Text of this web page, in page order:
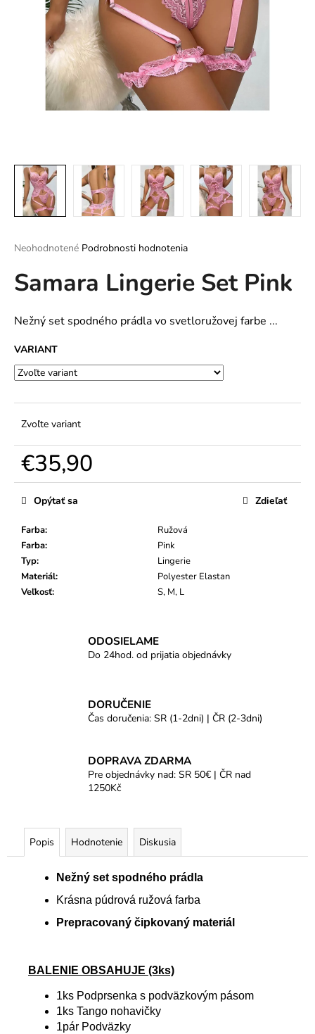
Priemerné
produktu
je
z
5
Neohodnotené Podrobnosti hodnotenia
Samara Lingerie Set Pink
Nežný set spodného prádla vo svetloružovej farbe ...
VARIANT
Zvoľte variant
€35,90
Jednotková
cena:
Farba:
Ružová
Farba:
Pink
Typ:
Lingerie
Materiál:
Polyester Elastan
Veľkosť: S, M, L
Opýtať sa Zdieľať
ODOSIELAME
Do 24hod. od prijatia objednávky
DORUČENIE
Čas doručenia: SR (1-2dni) | ČR (2-3dni)
DOPRAVA ZDARMA
Pre objednávky nad: SR 50€ | ČR nad
1250Kč
Popis Hodnotenie Diskusia
Nežný set spodného prádla
Krásna púdrová ružová farba
Prepracovaný čipkovaný materiál
BALENIE OBSAHUJE (3ks)
1ks Podprsenka s podväzkovým pásom
1ks Tango nohavičky
1pár Podväzky
HĽADAŤ
d
p
o
r
č
m
e